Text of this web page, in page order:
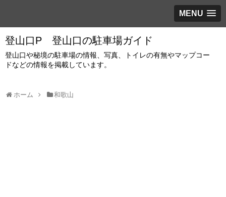
MENU
登山口P 登山口の駐車場ガイド
登山口や秘境の駐車場の情報、写真、トイレの有無やマップコー
ドなどの情報を掲載しています。
ホーム 和歌山